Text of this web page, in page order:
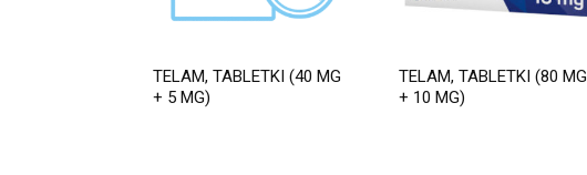
TELAM, TABLETKI (40 MG
+ 5 MG)
TELAM, TABLETKI (80 MG
+ 10 MG)